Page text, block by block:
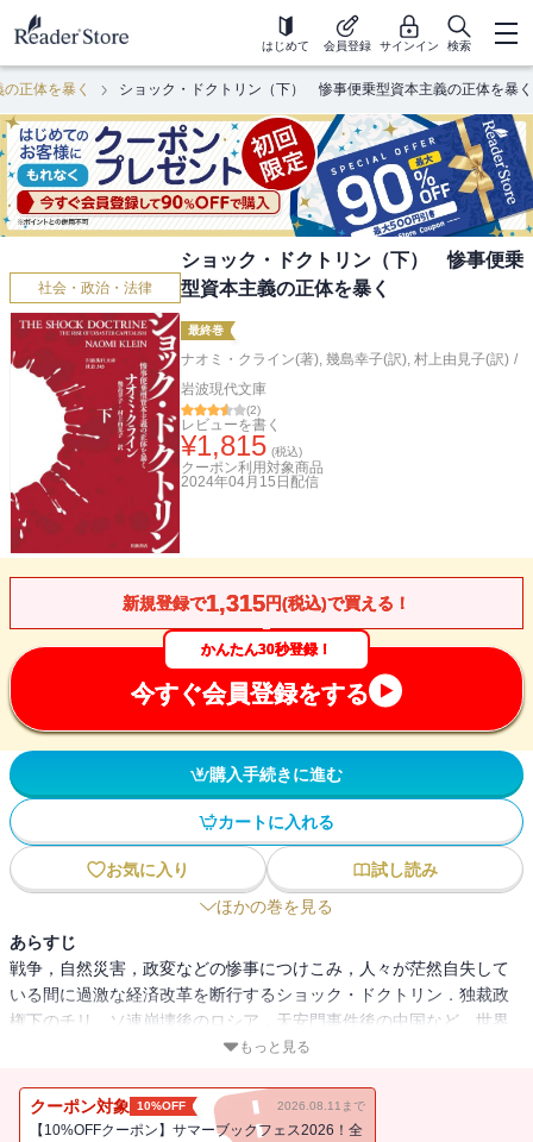
はじめて 会員登録 サインイン 検索
正体を暴く ショック・ドクトリン（下） 惨事便乗型資本主義の正体を暴く
社会・政治・法律
ショック・ドクトリン（下） 惨事便乗
型資本主義の正体を暴く
最終巻
ナオミ・クライン(著), 幾島幸子(訳), 村上由見子(訳) /
岩波現代文庫
(2)
レビューを書く
¥1,815 (税込)
クーポン利用対象商品
2024年04月15日 配信
新規登録で1,315円(税込)で買える！
かんたん30秒登録！
今すぐ会員登録をする
購入手続きに進む
カートに入れる
お気に入り
試し読み
ほかの巻を見る
あらすじ
戦争，自然災害，政変などの惨事につけこみ，人々が茫然自失して
いる間に過激な経済改革を断行するショック・ドクトリン．独裁政
権下のチリ，ソ連崩壊後のロシア，天安門事件後の中国など，世界
中を席捲した改革は何をもたらしたのか．綿密かつ豊富な取材に基
もっと見る
クーポン対象 10%OFF 2026.08.11まで
【10%OFFクーポン】サマーブックフェス2026！全